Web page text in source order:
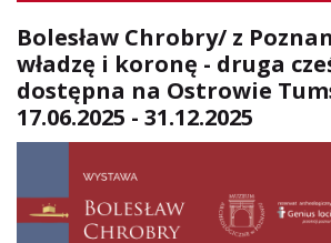
Bolesław Chrobry/ z
władzę i koronę - druga
dostępna na Ostrowie
17.06.2025 - 31.12.2025